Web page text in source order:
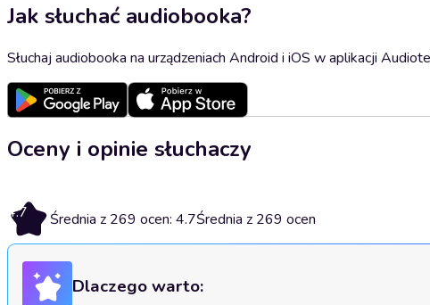
Jak słuchać audiobooka?
Słuchaj audiobooka na urządzeniach Android i iOS w aplikacji
Oceny i opinie słuchaczy
4.7 Średnia z 269 ocen: 4.7Średnia z 269 ocen
Dlaczego warto: